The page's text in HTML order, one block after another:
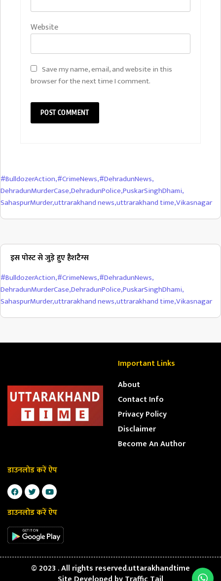
Website
Save my name, email, and website in this
browser for the next time I comment.
#BulldozerAction,#CrimeNews,#DehradunNews,
DehradunMurderCase,DehradunPolice,PuskarSinghDhami,
SahaspurMurder,uttrarakhand news,uttrarakhand time,Vikasnagar
इस पोस्ट से जुड़े हुए हैशटैग्स
#BulldozerAction,#CrimeNews,#DehradunNews,
DehradunMurderCase,DehradunPolice,PuskarSinghDhami,
SahaspurMurder,uttrarakhand news,uttrarakhand time,Vikasnagar
Important Links
About
Contact Info
Privacy Policy
Disclaimer
Become An Author
डाउनलोड करें ऐप
डाउनलोड करें ऐप
© 2023 . All rights reserved.uttarakhandtime